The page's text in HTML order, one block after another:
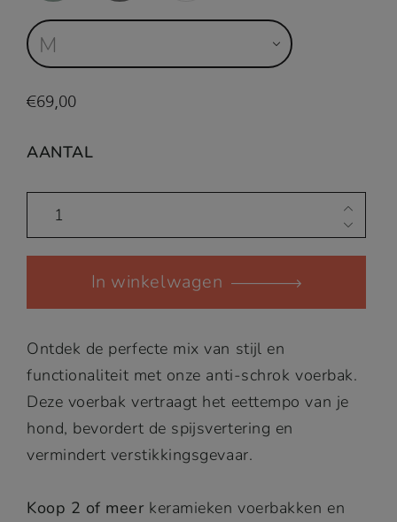
M
€69,00
AANTAL
Keramieken
schrok
Bo
quantity
In winkelwagen
Ontdek de perfecte mix van stijl en
functionaliteit met onze anti-schrok voerbak.
Deze voerbak vertraagt het eettempo van je
hond, bevordert de spijsvertering en
vermindert verstikkingsgevaar.
Koop 2 of meer keramieken voerbakken en